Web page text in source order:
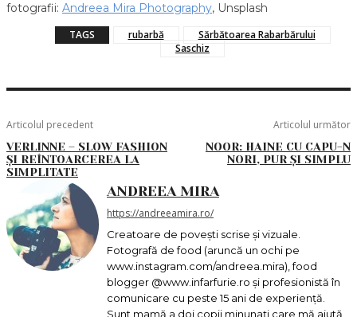
fotografii: Andreea Mira Photography, Unsplash
TAGS rubarbă
Sărbătoarea Rabarbărului
Saschiz
Articolul precedent
VERLINNE – SLOW FASHION
ȘI REÎNTOARCEREA LA
SIMPLITATE
Articolul următor
NOOR: HAINE CU CAPU-N
NORI, PUR ȘI SIMPLU
ANDREEA MIRA
https://andreeamira.ro/
Creatoare de povești scrise și vizuale.
Fotografă de food (aruncă un ochi pe
www.instagram.com/andreea.mira), food
blogger @www.infarfurie.ro și profesionistă în
comunicare cu peste 15 ani de experiență.
Sunt mamă a doi copii minunați care mă ajută